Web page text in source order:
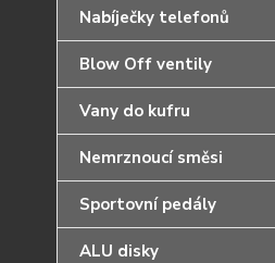
Nabíječky telefonů
Blow Off ventily
Vany do kufru
Nemrznoucí směsi
Sportovní pedály
ALU disky